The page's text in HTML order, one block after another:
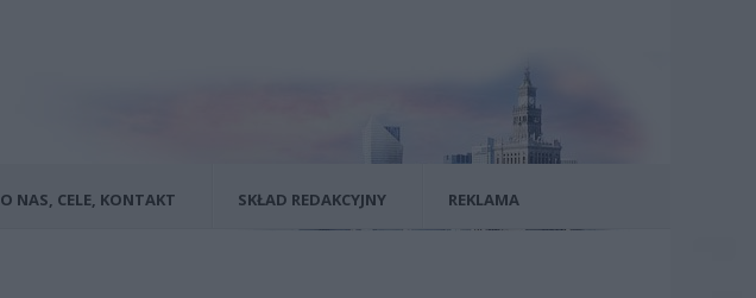
O NAS, CELE, KONTAKT SKŁAD REDAKCYJNY REKLAMA